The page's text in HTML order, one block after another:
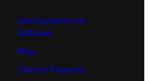
Licenciamento de
Software
Blog
Solicitar Proposta